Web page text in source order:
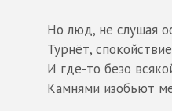
Но люд, не слушая
Турнёт,
И где-то безо
Камнями изобьют